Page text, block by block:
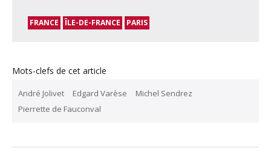
FRANCE ÎLE-DE-FRANCE PARIS
Mots-clefs de cet article
André Jolivet Edgard Varèse
Michel Sendrez
Pierrette de Fauconval